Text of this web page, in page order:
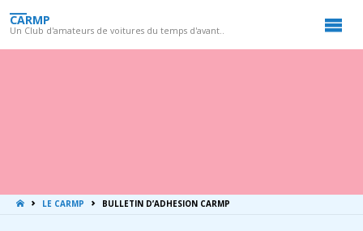
CARMP
Un Club d'amateurs de voitures du temps d'avant..
LA
MAISON
LE CARMP BULLETIN D’ADHESION CARMP